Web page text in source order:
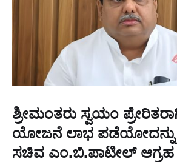
ಶ್ರೀಮಂತರು ಸ್ವಯಂ
ಯೋಜನೆ ಲಾಭ ಪಡೆಯೋದನ್ನು
ಸಚಿವ ಎಂ.ಬಿ.ಪಾಟೀಲ್‌ ಆಗ್ರಹ